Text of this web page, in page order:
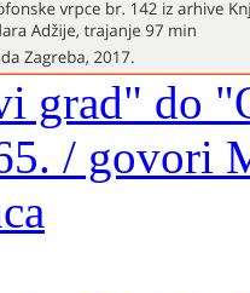
grad" do
/ govori